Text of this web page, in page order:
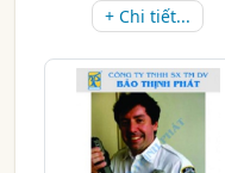
+ Chi tiết...